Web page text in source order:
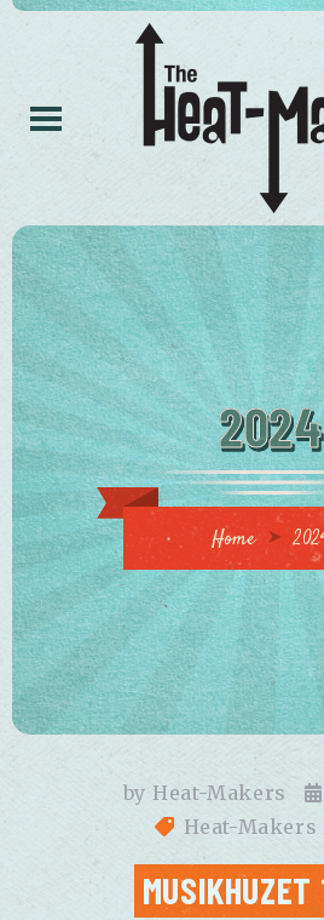
2024
Home
by Heat-Makers
Heat-Makers